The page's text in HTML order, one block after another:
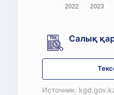
Салық
Источник: